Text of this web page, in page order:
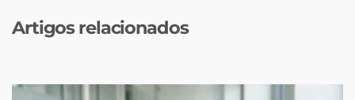
Artigos relacionados